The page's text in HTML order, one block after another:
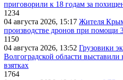
приговорили к 18 годам за
1234
04 августа 2026, 15:17 Жителя
производстве дронов при помощи
1150
04 августа 2026, 13:52 Грузовики
Волгоградской области выставили
взятках
1764